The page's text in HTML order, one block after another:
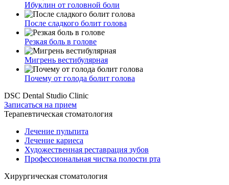
Ибуклин от головной боли
После сладкого болит голова
Резкая боль в голове
Мигрень вестибулярная
Почему от голода болит голова
DSC Dental Studio Clinic
Записаться на прием
Терапевтическая стоматология
Лечение пульпита
Лечение кариеса
Художественная реставрация зубов
Профессиональная чистка полости рта
Хирургическая стоматология